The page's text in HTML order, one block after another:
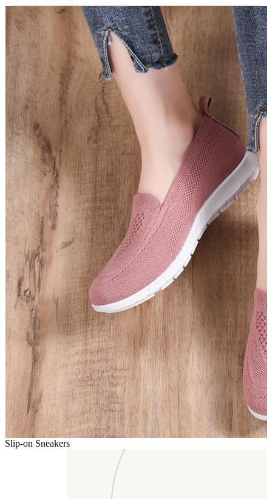
Slip-on Sneakers